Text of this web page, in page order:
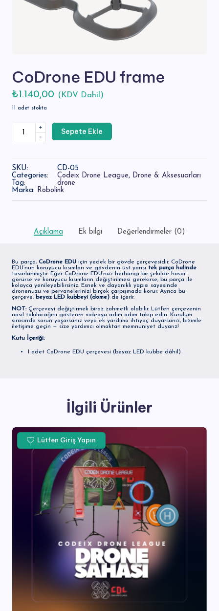
CoDrone EDU frame
₺1.140,00 (KDV Dahil)
11 adet stokta
EDU
frame
-
+
Sepete Ekle
SKU:
CD-05
Categories:
Codeix Drone League, Drone & Aksesuarları
Tag:
drone
Marka: Robolink
Açıklama Ek bilgi Değerlendirmeler (0)
Bu parça, CoDrone EDU için yedek bir gövde çerçevesidir. CoDrone
EDU’nun koruyucu kısımları ve gövdenin üst yarısı tek parça halinde
tasarlanmıştır. Eğer CoDrone EDU’nuz herhangi bir şekilde hasar
görürse ve koruyucu kısımların değiştirilmesi gerekirse, bu parça ile
kolayca yenileyebilirsiniz. Esnek ve dayanıklı yapısı sayesinde
dronenuzu ve pervanelerinizi birçok çarpışmada korur. Ayrıca bu
çerçeve, beyaz LED kubbeyi (dome) de içerir.
NOT: Çerçeveyi değiştirmek biraz zahmetli olabilir. Lütfen çerçevenin
nasıl takılacağını gösteren videoyu adım adım takip edin. Kurulum
sırasında sorun yaşarsanız veya ek yardıma ihtiyaç duyarsanız, bizimle
iletişime geçin — size yardımcı olmaktan memnuniyet duyarız!
Kutu İçeriği:
1 adet CoDrone EDU çerçevesi (beyaz LED kubbe dâhil)
İlgili Ürünler
Lütfen Giriş Yapın